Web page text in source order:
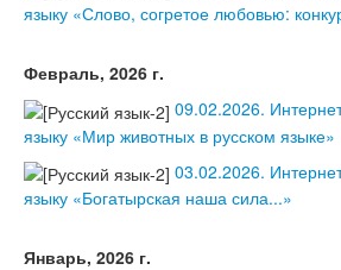
языку «Слово, согретое любовью:
Февраль, 2026 г.
09.02.2026.
языку «Мир животных в русском языке»
03.02.2026.
языку «Богатырская наша сила...»
Январь, 2026 г.